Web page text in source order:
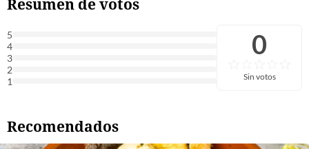
Resumen de votos
5
4
3
2
1
0
Sin votos
Recomendados